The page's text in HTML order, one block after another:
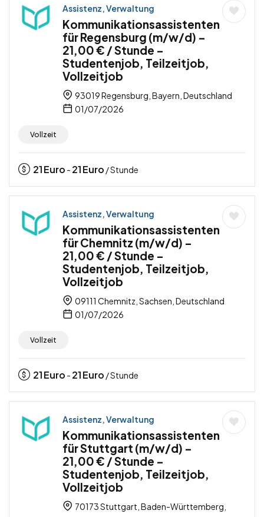
Assistenz, Verwaltung
Kommunikationsassistenten
für Regensburg (m/w/d) –
21,00 € / Stunde –
Studentenjob, Teilzeitjob,
Vollzeitjob
93019 Regensburg, Bayern, Deutschland
01/07/2026
Vollzeit
21Euro - 21Euro / Stunde
Assistenz, Verwaltung
Kommunikationsassistenten
für Chemnitz (m/w/d) –
21,00 € / Stunde –
Studentenjob, Teilzeitjob,
Vollzeitjob
09111 Chemnitz, Sachsen, Deutschland
01/07/2026
Vollzeit
21Euro - 21Euro / Stunde
Assistenz, Verwaltung
Kommunikationsassistenten
für Stuttgart (m/w/d) –
21,00 € / Stunde –
Studentenjob, Teilzeitjob,
Vollzeitjob
70173 Stuttgart, Baden-Württemberg,